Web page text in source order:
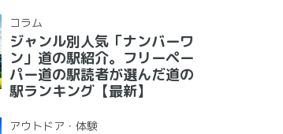
コラム
ジャンル別人気「ナンバーワ
ン」道の駅紹介。フリーペー
パー道の駅読者が選んだ道の
駅ランキング【最新】
アウトドア・体験